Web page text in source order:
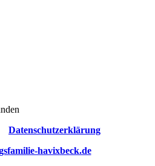
Datenschutzerklärung
havixbeck.de